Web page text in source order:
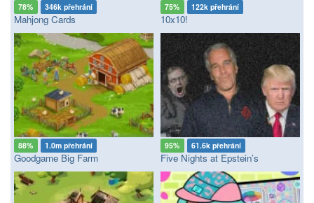
78% 346k přehrání
Mahjong Cards
75% 122k přehrání
10x10!
88% 1.0m přehrání
Goodgame Big Farm
95% 61.6k přehrání
Five Nights at Epstein’s